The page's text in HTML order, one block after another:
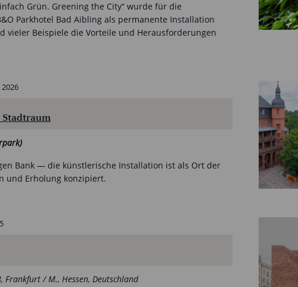
Grün. Greening the City“ wurde für die
Parkhotel Bad Aibling als permanente Installation
vieler Beispiele die Vorteile und Herausforderungen
Bank — die künstlerische Installation ist als Ort der
und Erholung konzipiert.
Frankfurt / M., Hessen, Deutschland